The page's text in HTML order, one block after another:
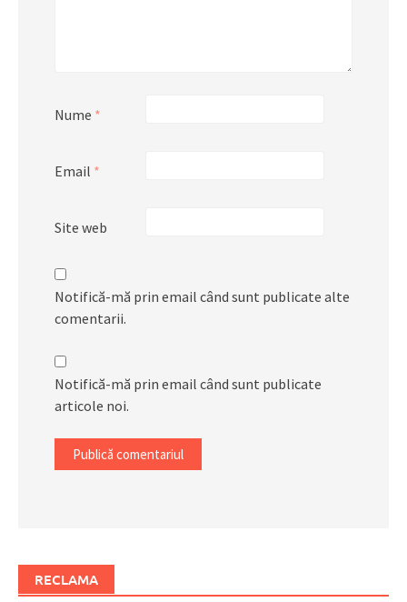
Nume *
Email *
Site web
Notifică-mă prin email când sunt publicate alte
comentarii.
Notifică-mă prin email când sunt publicate
articole noi.
RECLAMA